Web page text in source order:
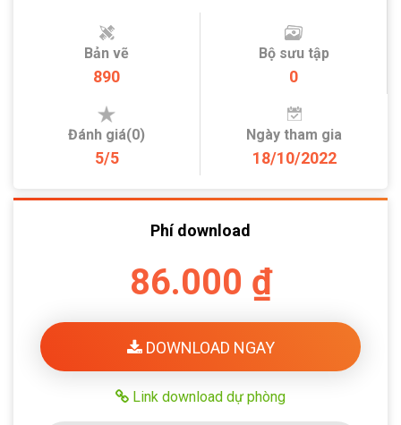
Bản vẽ
890
Bộ sưu tập
0
Đánh giá(0)
5/5
Ngày tham gia
18/10/2022
Phí download
86.000 ₫
DOWNLOAD NGAY
Link download dự phòng